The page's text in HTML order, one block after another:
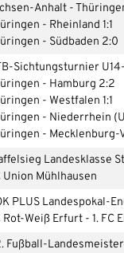
Anhalt -
- Rheinland 1:1
- Südbaden 2:0
Sichtungsturnier
- Hamburg 2:2
- Westfalen 1:1
- Niederrhein
- Mecklenburg-
Landesklasse
Union Mühlhausen
PLUS Landespokal-
Rot-Weiß Erfurt - 1. FC
Fußball-